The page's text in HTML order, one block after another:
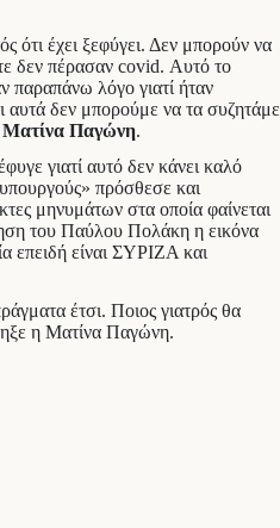
ότι έχει ξεφύγει. Δεν μπορούν να
δεν πέρασαν covid. Αυτό το
παραπάνω λόγο γιατί ήταν
αυτά δεν μπορούμε να τα συζητάμε
Ματίνα Παγώνη.
γιατί αυτό δεν κάνει καλό
πρόσθεσε και
μηνυμάτων στα οποία φαίνεται
του Παύλου Πολάκη η εικόνα
επειδή είναι ΣΥΡΙΖΑ και
έτσι. Ποιος γιατρός θα
η Ματίνα Παγώνη.